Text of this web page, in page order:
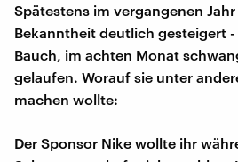
Spätestens im vergangenen
Bekanntheit deutlich gesteigert
Bauch, im achten Monat
gelaufen. Worauf sie unter
machen wollte:
Der Sponsor Nike wollte ihr